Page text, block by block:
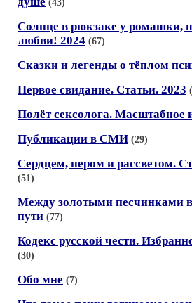
Солнце в рюкзаке у ромашки,
любви! 2024 (67)
Сказки и легенды о тёплом
Первое свидание. Статьи. 2023
Полёт сексолога. Масштабное
Публикации в СМИ (29)
Сердцем, пером и рассветом.
(51)
Между золотыми песчинками
пути (77)
Кодекс русской чести.
(30)
Обо мне (7)